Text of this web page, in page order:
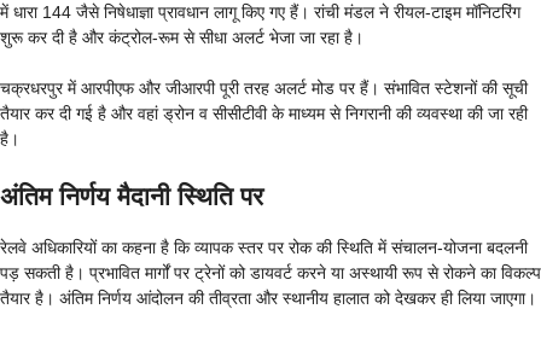
में धारा 144 जैसे निषेधाज्ञा प्रावधान लागू किए गए हैं। रांची मंडल ने रीयल-टाइम मॉनिटरिंग
शुरू कर दी है और कंट्रोल-रूम से सीधा अलर्ट भेजा जा रहा है।
चक्रधरपुर में आरपीएफ और जीआरपी पूरी तरह अलर्ट मोड पर हैं। संभावित स्टेशनों की सूची
तैयार कर दी गई है और वहां ड्रोन व सीसीटीवी के माध्यम से निगरानी की व्यवस्था की जा रही
है।
अंतिम निर्णय मैदानी स्थिति पर
रेलवे अधिकारियों का कहना है कि व्यापक स्तर पर रोक की स्थिति में संचालन-योजना बदलनी
पड़ सकती है। प्रभावित मार्गों पर ट्रेनों को डायवर्ट करने या अस्थायी रूप से रोकने का विकल्प
तैयार है। अंतिम निर्णय आंदोलन की तीव्रता और स्थानीय हालात को देखकर ही लिया जाएगा।